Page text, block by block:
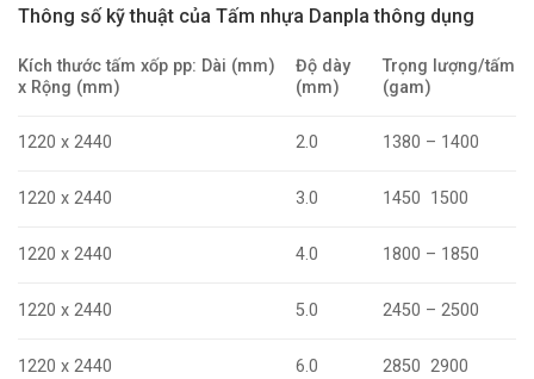
Thông số kỹ thuật của Tấm nhựa Danpla thông dụng
Kích thước tấm xốp pp: Dài (mm)
x Rộng (mm)
Độ dày
(mm)
Trọng lượng/tấm
(gam)
1220 x 2440 2.0 1380 – 1400
1220 x 2440 3.0 1450 1500
1220 x 2440 4.0 1800 – 1850
1220 x 2440 5.0 2450 – 2500
1220 x 2440 6.0 2850 2900